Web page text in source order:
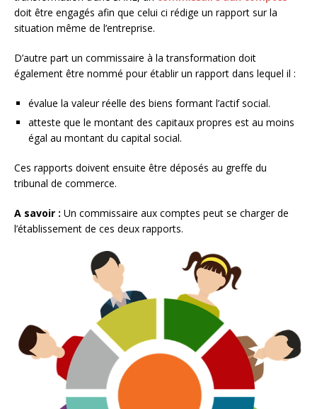
doit être engagés afin que celui ci rédige un rapport sur la
situation même de l’entreprise.
D’autre part un commissaire à la transformation doit
également être nommé pour établir un rapport dans lequel il :
évalue la valeur réelle des biens formant l’actif social.
atteste que le montant des capitaux propres est au moins
égal au montant du capital social.
Ces rapports doivent ensuite être déposés au greffe du
tribunal de commerce.
A savoir : Un commissaire aux comptes peut se charger de
l’établissement de ces deux rapports.